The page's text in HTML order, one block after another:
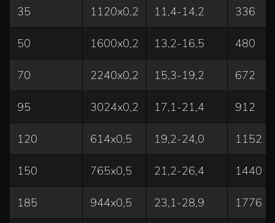
35 1120x0,2 11,4-14,2 336
50 1600x0,2 13,2-16,5 480
70 2240x0,2 15,3-19,2 672
95 3024x0,2 17,1-21,4 912
120 614x0,5 19,2-24,0 1152
150 765x0,5 21,2-26,4 1440
185 944x0,5 23,1-28,9 1776